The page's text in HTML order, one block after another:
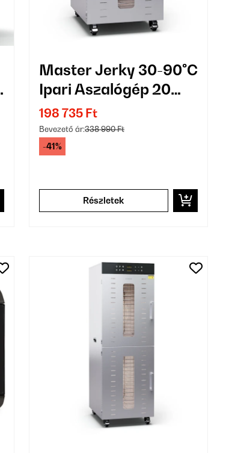
Master Jerky 30-90°C
Ipari Aszalógép 20
Tálcás Ezüst
198 735 Ft
Bevezető ár:338 990 Ft
-41%
Részletek